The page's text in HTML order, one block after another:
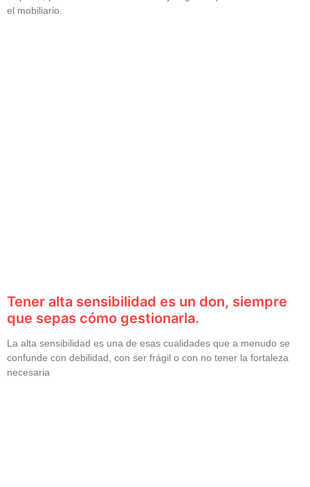
el mobiliario.
Tener alta sensibilidad es un don, siempre
que sepas cómo gestionarla.
La alta sensibilidad es una de esas cualidades que a menudo se
confunde con debilidad, con ser frágil o con no tener la fortaleza
necesaria